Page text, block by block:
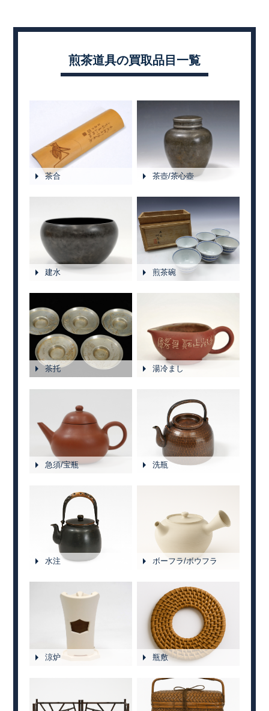
煎茶道具の買取品目一覧
茶合 茶壺/茶心壺
建水 煎茶碗
茶托 湯冷まし
急須/宝瓶 洗瓶
水注 ボーフラ/ボウフラ
涼炉 瓶敷